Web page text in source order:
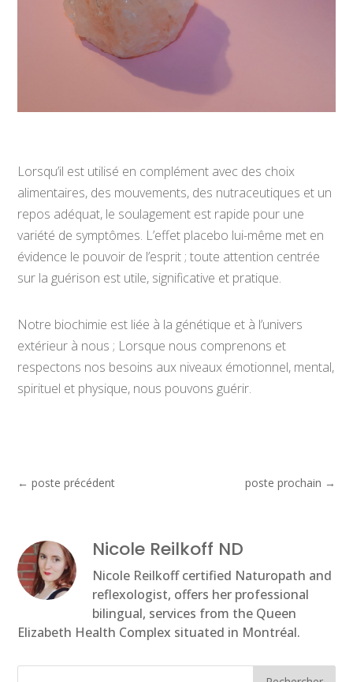
Lorsqu’il est utilisé en complément avec des choix
alimentaires, des mouvements, des nutraceutiques et un
repos adéquat, le soulagement est rapide pour une
variété de symptômes. L’effet placebo lui-même met en
évidence le pouvoir de l’esprit ; toute attention centrée
sur la guérison est utile, significative et pratique.
Notre biochimie est liée à la génétique et à l’univers
extérieur à nous ; Lorsque nous comprenons et
respectons nos besoins aux niveaux émotionnel, mental,
spirituel et physique, nous pouvons guérir.
←poste précédent poste prochain →
Nicole Reilkoff ND
Nicole Reilkoff certified Naturopath and
reflexologist, offers her professional
bilingual, services from the Queen
Elizabeth Health Complex situated in Montréal.